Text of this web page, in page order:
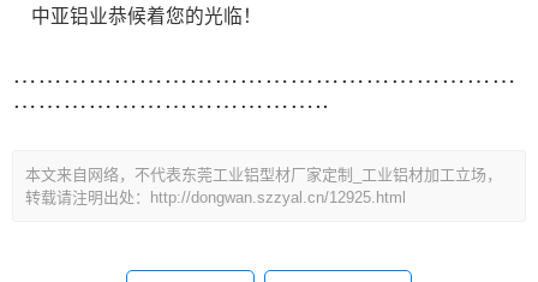
中亚铝业恭候着您的光临！
……………………………………………………
………………………………..
本文来自网络，不代表东莞工业铝型材厂家定制_工业铝材加工立场，
转载请注明出处：http://dongwan.szzyal.cn/12925.html